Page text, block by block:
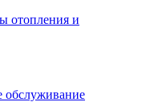
отопления и
обслуживание